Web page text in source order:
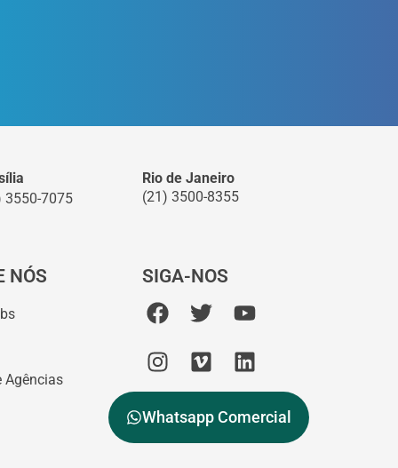
3550-7075
Rio de Janeiro
(21) 3500-8355
NÓS
Agências
SIGA-NOS
Whatsapp Comercial